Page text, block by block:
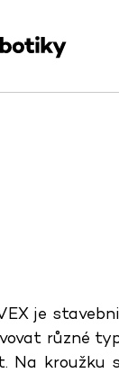
je
různé
Na kroužku